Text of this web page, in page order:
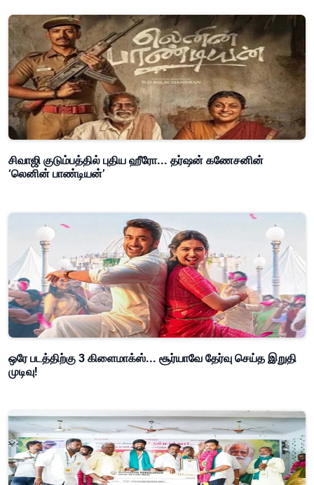
சிவாஜி குடும்பத்தில் புதிய ஹீரோ... தர்ஷன் கணேசனின்
‘லெனின் பாண்டியன்’
ஒரே படத்திற்கு 3 கிளைமாக்ஸ்... சூர்யாவே தேர்வு செய்த இறுதி
முடிவு!